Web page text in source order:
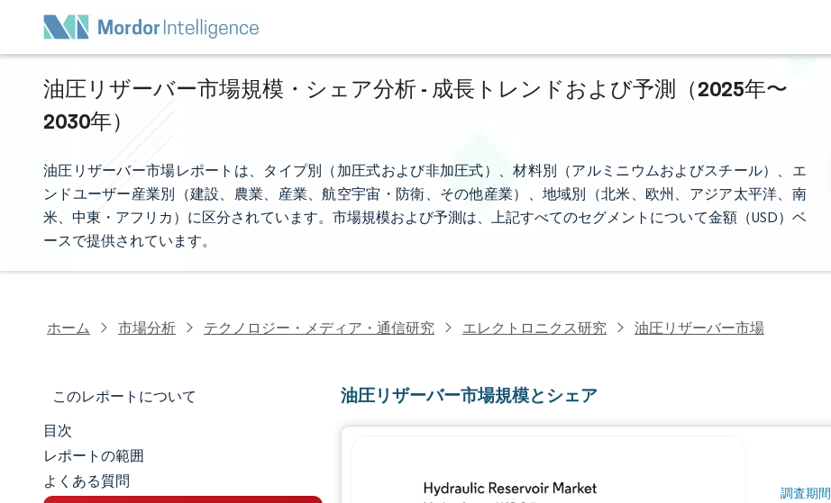
油圧リザーバー市場規模・シェア分析 - 成長トレンドおよび予測（2025年〜
2030年）
油圧リザーバー市場レポートは、タイプ別（加圧式および非加圧式）、材料別（アルミニウムおよびスチール）、エ
ンドユーザー産業別（建設、農業、産業、航空宇宙・防衛、その他産業）、地域別（北米、欧州、アジア太平洋、南
米、中東・アフリカ）に区分されています。市場規模および予測は、上記すべてのセグメントについて金額（USD）ベ
ースで提供されています。
ホーム 市場分析 テクノロジー・メディア・通信研究 エレクトロニクス研究 油圧リザーバー市場
このレポートについて
マーケットスナップショット
市場概要
目次
レポートの範囲
よくある質問
油圧リザーバー市場規模とシェア
調査期間